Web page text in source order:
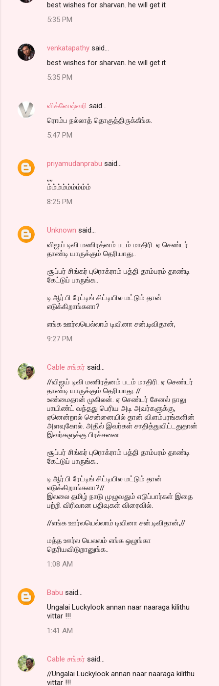
best wishes for sharvan. he will get it
5:35 PM
venkatapathy said…
best wishes for sharvan. he will get it
5:35 PM
விக்னேஷ்வரி said…
ரொம்ப நல்லாத் தொகுத்திருக்கீங்க.
5:47 PM
priyamudanprabu said…
,,,,
ம்ம்ம்ம்ம்ம்ம்ம்ம்
8:25 PM
Unknown said…
விஜய் டிவி மணிரத்னம் படம் மாதிரி. ஏ செண்டர்
தாண்டி யாருக்கும் தெரியாது..
சூப்பர் சிங்கர் புரொக்ராம் பத்தி தாம்பரம் தாண்டி
கேட்டுப் பாருங்க..
டி.ஆர்.பி ரேட்டிங் சிட்டியில மட்டும் தான்
எடுக்கிறாங்களா?
எங்க ஊர்லயெல்லாம் டிவினா சன்.டிவிதான்,
9:27 PM
Cable சங்கர் said…
//விஜய் டிவி மணிரத்னம் படம் மாதிரி. ஏ செண்டர்
தாண்டி யாருக்கும் தெரியாது..//
உண்மைதான் முகிலன். ஏ செண்டர் சேனல் நாலு
பாயிண்ட் வந்தது பெரிய அடி அவர்களுக்கு,
ஏனென்றால் சென்னையில் தான் விளம்பரங்களின்
அளவுகோல். அதில் இவர்கள் சாதித்துவிட்டதுதான்
இவர்களுக்கு பிரச்சனை.
சூப்பர் சிங்கர் புரொக்ராம் பத்தி தாம்பரம் தாண்டி
கேட்டுப் பாருங்க..
டி.ஆர்.பி ரேட்டிங் சிட்டியில மட்டும் தான்
எடுக்கிறாங்களா?//
இலலை தமிழ் நாடு முழுவதும் எடுப்பார்கள் இதை
பற்றி விரிவான பதிவுகள் விரைவில்.
//எங்க ஊர்லயெல்லாம் டிவினா சன்.டிவிதான்,//
மத்த ஊர்ல யெலலம் எங்க ஒழுங்கா
தெரியவிடுறானுங்க..
1:08 AM
Babu said…
Ungalai Luckylook annan naar naaraga kilithu
vittar !!!
1:41 AM
Cable சங்கர் said…
//Ungalai Luckylook annan naar naaraga kilithu
vittar !!!